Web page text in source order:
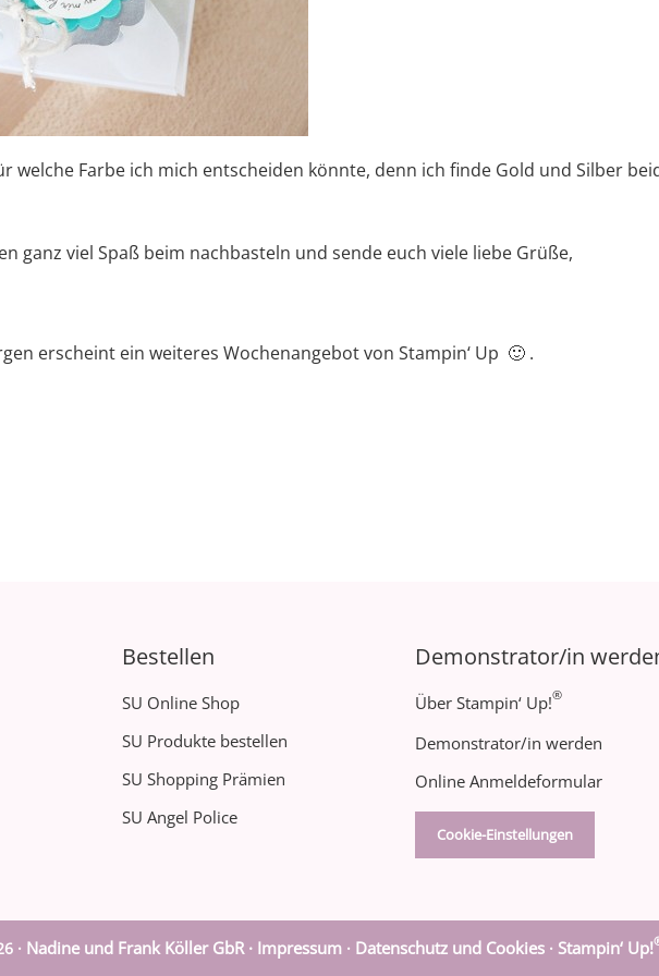
welche Farbe ich mich entscheiden könnte, denn ich finde Gold und Silber
ganz viel Spaß beim nachbasteln und sende euch viele liebe Grüße,
erscheint ein weiteres Wochenangebot von Stampin‘ Up 🙂 .
Bestellen
SU Online Shop
SU Produkte bestellen
SU Shopping Prämien
SU Angel Police
Demonstrator/in
Über Stampin‘ Up!®
Demonstrator/in werden
Online Anmeldeformular
Cookie-Einstellungen
· Nadine und Frank Köller GbR · Impressum· Datenschutz und Cookies· Stampin‘ Up!